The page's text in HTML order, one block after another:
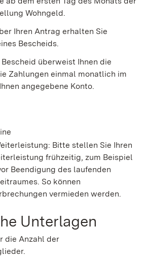
Wohngeld.
Ihren Antrag erhalten Sie
Bescheids.
überweist Ihnen die
Zahlungen einmal monatlich im
angegebene Konto.
Bitte stellen Sie Ihren
frühzeitig, zum Beispiel
Beendigung des laufenden
So können
vermieden werden.
Unterlagen
die Anzahl der